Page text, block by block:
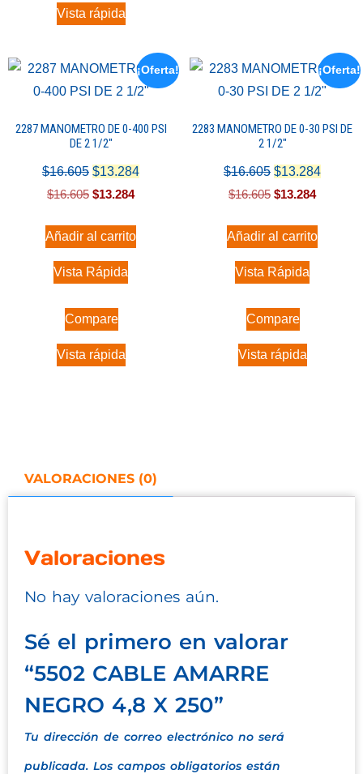
Vista rápida
¡Oferta!
2287 MANOMETRO DE 0-400 PSI
DE 2 1/2″
$16.605 $13.284
$16.605 $13.284
Añadir al carrito
Vista Rápida
Compare
Vista rápida
¡Oferta!
2283 MANOMETRO DE 0-30 PSI DE
2 1/2″
$16.605 $13.284
$16.605 $13.284
Añadir al carrito
Vista Rápida
Compare
Vista rápida
VALORACIONES (0)
Valoraciones
No hay valoraciones aún.
Sé el primero en valorar
“5502 CABLE AMARRE
NEGRO 4,8 X 250”
Tu dirección de correo electrónico no será
publicada. Los campos obligatorios están